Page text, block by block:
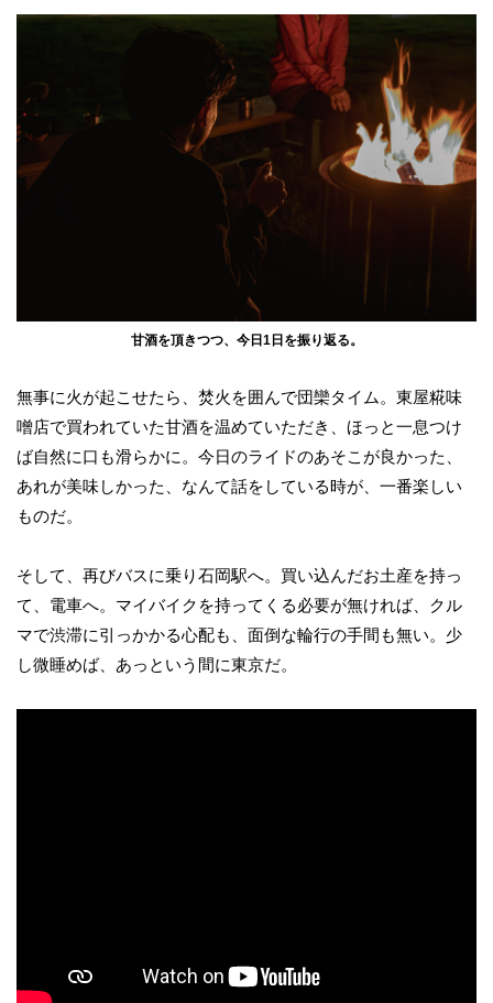
甘酒を頂きつつ、今日1日を振り返る。
無事に火が起こせたら、焚火を囲んで団欒タイム。東屋糀味
噌店で買われていた甘酒を温めていただき、ほっと一息つけ
ば自然に口も滑らかに。今日のライドのあそこが良かった、
あれが美味しかった、なんて話をしている時が、一番楽しい
ものだ。
そして、再びバスに乗り石岡駅へ。買い込んだお土産を持っ
て、電車へ。マイバイクを持ってくる必要が無ければ、クル
マで渋滞に引っかかる心配も、面倒な輪行の手間も無い。少
し微睡めば、あっという間に東京だ。